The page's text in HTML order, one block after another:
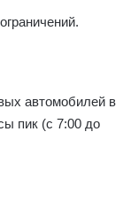
автомобилей в
пик (с 7:00 до